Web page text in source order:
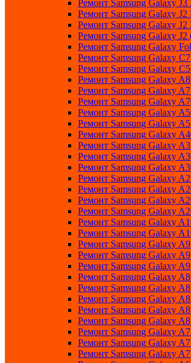
Ремонт Samsung Galaxy J3
Ремонт Samsung Galaxy J2
Ремонт Samsung Galaxy J2
Ремонт Samsung Galaxy J2
Ремонт Samsung Galaxy
Ремонт Samsung Galaxy
Ремонт Samsung Galaxy
Ремонт Samsung Galaxy
Ремонт Samsung Galaxy
Ремонт Samsung Galaxy
Ремонт Samsung Galaxy
Ремонт Samsung Galaxy
Ремонт Samsung Galaxy
Ремонт Samsung Galaxy
Ремонт Samsung Galaxy
Ремонт Samsung Galaxy
Ремонт Samsung Galaxy
Ремонт Samsung Galaxy
Ремонт Samsung Galaxy
Ремонт Samsung Galaxy
Ремонт Samsung Galaxy
Ремонт Samsung Galaxy
Ремонт Samsung Galaxy
Ремонт Samsung Galaxy
Ремонт Samsung Galaxy
Ремонт Samsung Galaxy
Ремонт Samsung Galaxy
Ремонт Samsung Galaxy
Ремонт Samsung Galaxy
Ремонт Samsung Galaxy
Ремонт Samsung Galaxy
Ремонт Samsung Galaxy
Ремонт Samsung Galaxy